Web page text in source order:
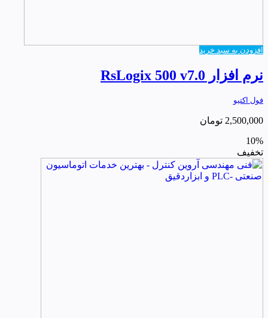
افزودن به سبد خرید
نرم افزار RsLogix 500 v7.0
فول اکتیو
2,500,000 تومان
10%
تخفیف